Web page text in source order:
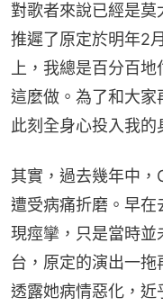
對歌者來說已經是
推遲了原定於明年2
上，我總是百分百
這麼做。為了和大家
此刻全身心投入我的
其實，過去幾年中
遭受病痛折磨。早在
現痙攣，只是當時
台，原定的演出一
透露她病情惡化，近